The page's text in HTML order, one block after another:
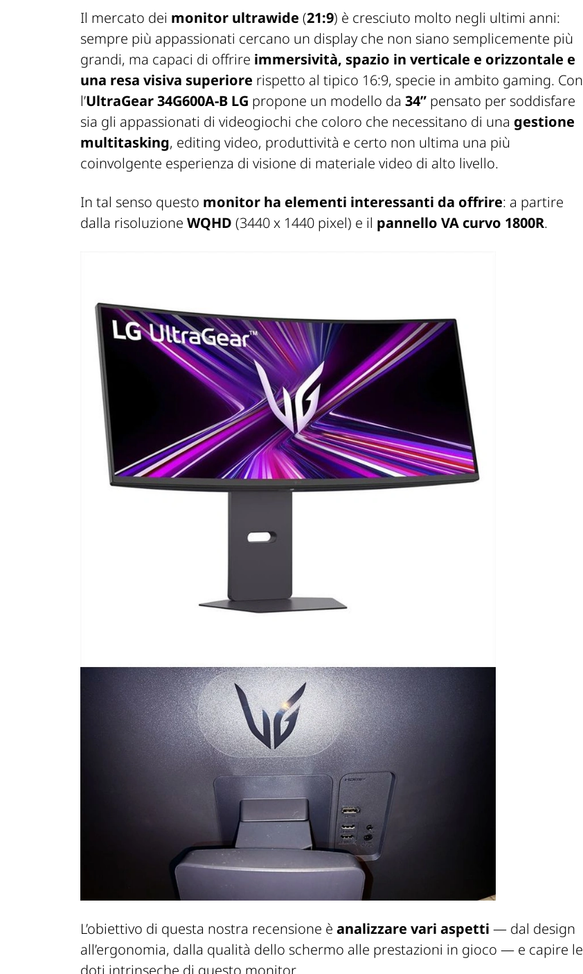
Il mercato dei monitor ultrawide (21:9) è cresciuto molto negli ultimi anni:
sempre più appassionati cercano un display che non siano semplicemente più
grandi, ma capaci di offrire immersività, spazio in verticale e orizzontale e
una resa visiva superiore rispetto al tipico 16:9, specie in ambito gaming. Con
l’UltraGear 34G600A-B LG propone un modello da 34” pensato per soddisfare
sia gli appassionati di videogiochi che coloro che necessitano di una gestione
multitasking, editing video, produttività e certo non ultima una più
coinvolgente esperienza di visione di materiale video di alto livello.
In tal senso questo monitor ha elementi interessanti da offrire: a partire
dalla risoluzione WQHD (3440 x 1440 pixel) e il pannello VA curvo 1800R.
L’obiettivo di questa nostra recensione è analizzare vari aspetti — dal design
all’ergonomia, dalla qualità dello schermo alle prestazioni in gioco — e capire le